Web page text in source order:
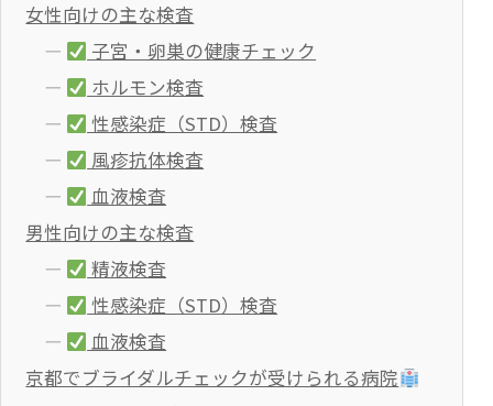
女性向けの主な検査
子宮・卵巣の健康チェック
ホルモン検査
性感染症（STD）検査
風疹抗体検査
血液検査
男性向けの主な検査
精液検査
性感染症（STD）検査
血液検査
京都でブライダルチェックが受けられる病院